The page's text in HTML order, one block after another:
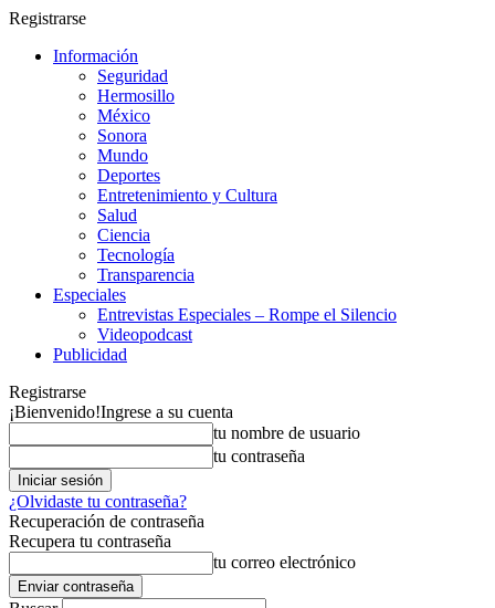
Registrarse
Información
Seguridad
Hermosillo
México
Sonora
Mundo
Deportes
Entretenimiento y Cultura
Salud
Ciencia
Tecnología
Transparencia
Especiales
Entrevistas Especiales – Rompe el Silencio
Videopodcast
Publicidad
Registrarse
¡Bienvenido!Ingrese a su cuenta
tu nombre de usuario
tu contraseña
¿Olvidaste tu contraseña?
Recuperación de contraseña
Recupera tu contraseña
tu correo electrónico